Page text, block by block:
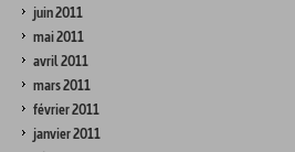
juin 2011
mai 2011
avril 2011
mars 2011
février 2011
janvier 2011